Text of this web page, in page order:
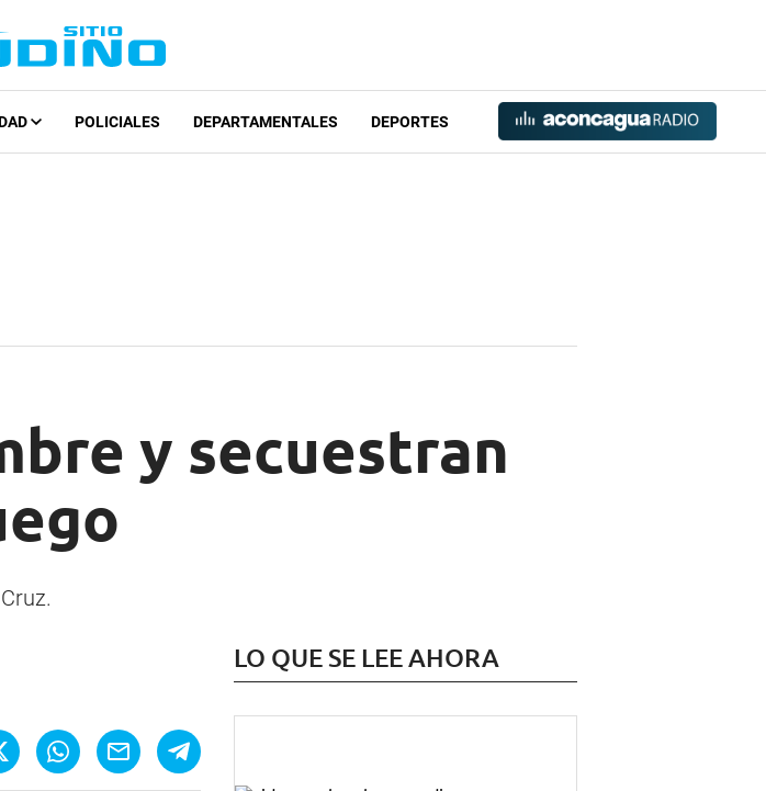
POLICIALES DEPARTAMENTALES DEPORTES
y secuestran
LO QUE SE LEE AHORA